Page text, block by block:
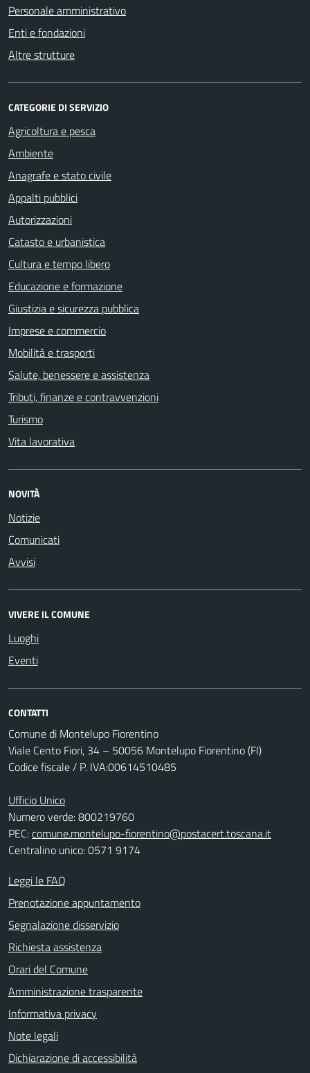
Personale amministrativo
Enti e fondazioni
Altre strutture
CATEGORIE DI SERVIZIO
Agricoltura e pesca
Ambiente
Anagrafe e stato civile
Appalti pubblici
Autorizzazioni
Catasto e urbanistica
Cultura e tempo libero
Educazione e formazione
Giustizia e sicurezza pubblica
Imprese e commercio
Mobilità e trasporti
Salute, benessere e assistenza
Tributi, finanze e contravvenzioni
Turismo
Vita lavorativa
NOVITÀ
Notizie
Comunicati
Avvisi
VIVERE IL COMUNE
Luoghi
Eventi
CONTATTI
Comune di Montelupo Fiorentino
Viale Cento Fiori, 34 – 50056 Montelupo Fiorentino (FI)
Codice fiscale / P. IVA:00614510485
Ufficio Unico
Numero verde: 800219760
PEC:comune.montelupo-fiorentino@postacert.toscana.it
Centralino unico: 0571 9174
Leggi le FAQ
Prenotazione appuntamento
Segnalazione disservizio
Richiesta assistenza
Orari del Comune
Amministrazione trasparente
Informativa privacy
Note legali
Dichiarazione di accessibilità